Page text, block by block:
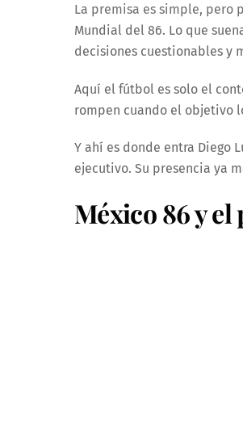
La premisa es simple, pero
Mundial del 86. Lo que
decisiones cuestionables y
Aquí el fútbol es solo el
rompen cuando el objetivo
Y ahí es donde entra Diego
ejecutivo. Su presencia ya
México 86 y